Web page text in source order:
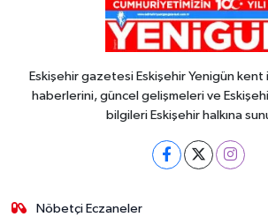
Eskişehir gazetesi Eskişehir Yenigün kent
haberlerini, güncel gelişmeleri ve
bilgileri Eskişehir halkına
Nöbetçi Eczaneler